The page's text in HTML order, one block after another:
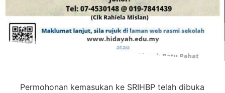
Permohonan kemasukan ke SRIHBP telah dibuka